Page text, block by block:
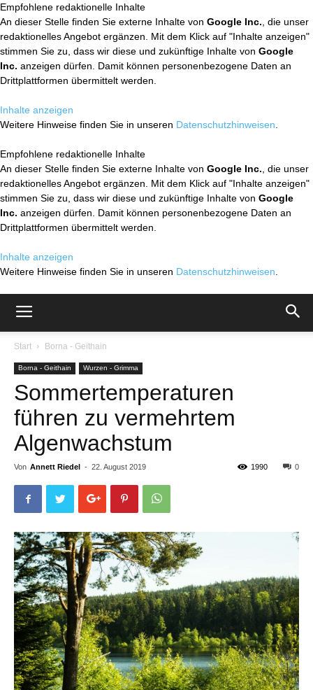
Empfohlene redaktionelle Inhalte
An dieser Stelle finden Sie externe Inhalte von Google Inc. , die unser
redaktionelles Angebot ergänzen. Mit dem Klick auf "Inhalte anzeigen"
stimmen Sie zu, dass wir diese und zukünftige Inhalte von Google
Inc. anzeigen dürfen. Damit können personenbezogene Daten an
Drittplattformen übermittelt werden.
Inhalte anzeigen
Weitere Hinweise finden Sie in unseren Datenschutzhinweisen
Empfohlene redaktionelle Inhalte
An dieser Stelle finden Sie externe Inhalte von Google Inc. , die unser
redaktionelles Angebot ergänzen. Mit dem Klick auf "Inhalte anzeigen"
stimmen Sie zu, dass wir diese und zukünftige Inhalte von Google
Inc. anzeigen dürfen. Damit können personenbezogene Daten an
Drittplattformen übermittelt werden.
Inhalte anzeigen
Weitere Hinweise finden Sie in unseren Datenschutzhinweisen
Start Borna - Geithain
Borna - Geithain Wurzen - Grimma
Sommertemperaturen
führen zu vermehrtem
Algenwachstum
Von Annett Riedel - 22. August 2019 0
1990